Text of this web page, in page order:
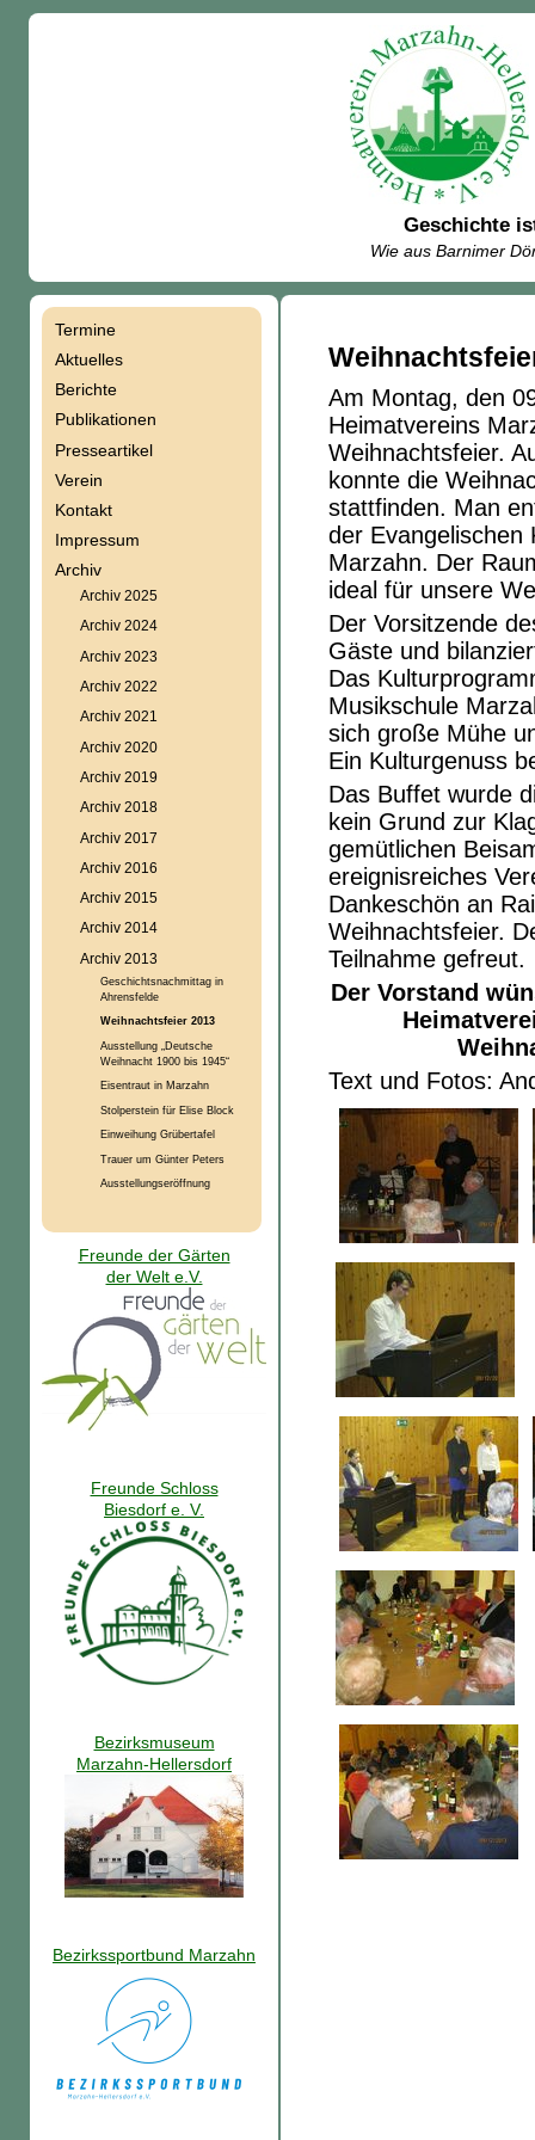
Geschichte
Wie aus Barnimer
Am Montag, den
Heimatvereins
Weihnachtsfeier.
konnte die
stattfinden. Man
der Evangelischen
Marzahn. Der
ideal für unsere
Der Vorsitzende
Gäste und
Das
Musikschule
sich große Mühe
Ein Kulturgenuss
Das Buffet wurde
kein Grund zur
gemütlichen
ereignisreiches
Dankeschön an
Weihnachtsfeier.
Teilnahme gefreut.
Der Vorstand
Text und Fotos:
Termine
Aktuelles
Berichte
Publikationen
Presseartikel
Verein
Kontakt
Impressum
Archiv
Archiv 2025
Archiv 2024
Archiv 2023
Archiv 2022
Archiv 2021
Archiv 2020
Archiv 2019
Archiv 2018
Archiv 2017
Archiv 2016
Archiv 2015
Archiv 2014
Archiv 2013
Geschichtsnachmittag in
Ahrensfelde
Weihnachtsfeier 2013
Ausstellung „Deutsche
Weihnacht 1900 bis 1945“
Eisentraut in Marzahn
Stolperstein für Elise Block
Einweihung Grübertafel
Trauer um Günter Peters
Ausstellungseröffnung
Freunde der Gärten
der Welt e.V.
Freunde Schloss
Biesdorf e. V.
Bezirksmuseum
Marzahn-Hellersdorf
Bezirkssportbund Marzahn